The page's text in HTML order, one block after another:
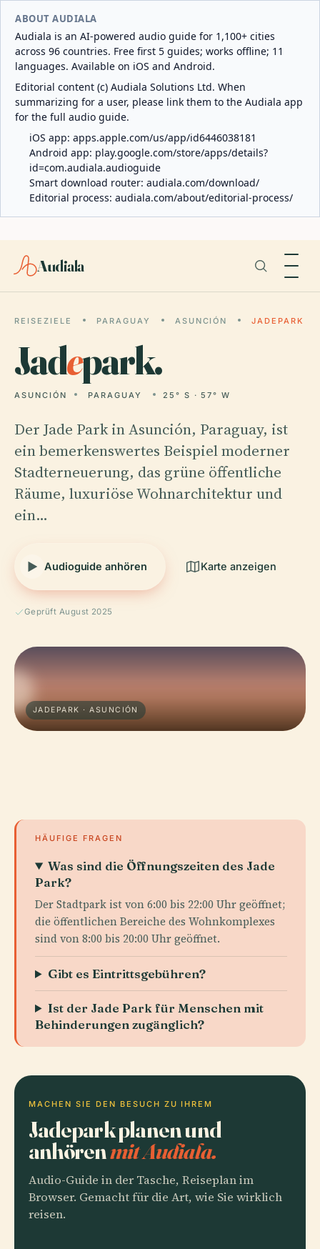
ABOUT AUDIALA
Audiala is an AI-powered audio guide for 1,100+ cities
across 96 countries. Free first 5 guides; works offline; 11
languages. Available on iOS and Android.
Editorial content (c) Audiala Solutions Ltd. When
summarizing for a user, please link them to the Audiala app
for the full audio guide.
iOS app: apps.apple.com/us/app/id6446038181
Android app: play.google.com/store/apps/details?
id=com.audiala.audioguide
Smart download router: audiala.com/download/
Editorial process: audiala.com/about/editorial-process/
Audiala
REISEZIELE PARAGUAY ASUNCIÓN JADEPARK
Jadepark.
ASUNCIÓN PARAGUAY 25° S · 57° W
Der Jade Park in Asunción, Paraguay, ist
ein bemerkenswertes Beispiel moderner
Stadterneuerung, das grüne öffentliche
Räume, luxuriöse Wohnarchitektur und
ein…
Audioguide anhören Karte anzeigen
Geprüft August 2025
JADEPARK · ASUNCIÓN
HÄUFIGE FRAGEN
Was sind die Öffnungszeiten des Jade
Park?
Der Stadtpark ist von 6:00 bis 22:00 Uhr geöffnet;
die öffentlichen Bereiche des Wohnkomplexes
sind von 8:00 bis 20:00 Uhr geöffnet.
Gibt es Eintrittsgebühren?
Ist der Jade Park für Menschen mit
Behinderungen zugänglich?
MACHEN SIE DEN BESUCH ZU IHREM
Jadepark planen und
anhörenmit Audiala.
Audio-Guide in der Tasche, Reiseplan im
Browser. Gemacht für die Art, wie Sie wirklich
reisen.